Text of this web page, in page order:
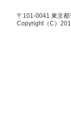
〒101-0041 東京都
Copyright（C）